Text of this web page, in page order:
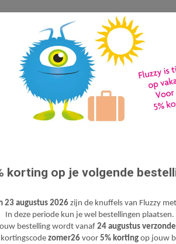
korting op je volgende
23 augustus 2026zijn de knuffels van Fluzzy met
In deze periode kun je wel bestellingen plaatsen.
bestelling wordt vanaf 24 augustus
zomer26 voor 5% korting op jouw